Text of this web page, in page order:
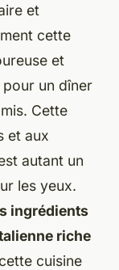
et
cette
et
un dîner
Cette
et aux
autant un
les yeux.
ingrédients
riche
cuisine